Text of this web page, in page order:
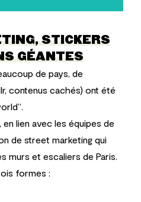
STICKERS
GÉANTES
de pays, de
contenus cachés) ont été
en lien avec les équipes de
de street marketing qui
murs et escaliers de Paris.
formes :